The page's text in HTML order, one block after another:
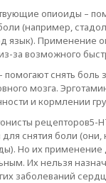
опиоиды –
(например,
язык). Применение
за возможного
помогают снять боль
мозга.
и кормлении
рецепторов5-
снятия боли (они,
Но их
Их нельзя
заболеваний